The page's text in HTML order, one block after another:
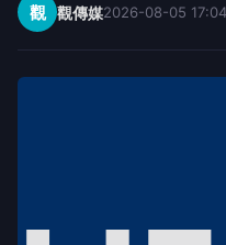
觀 觀傳媒2026-08-05